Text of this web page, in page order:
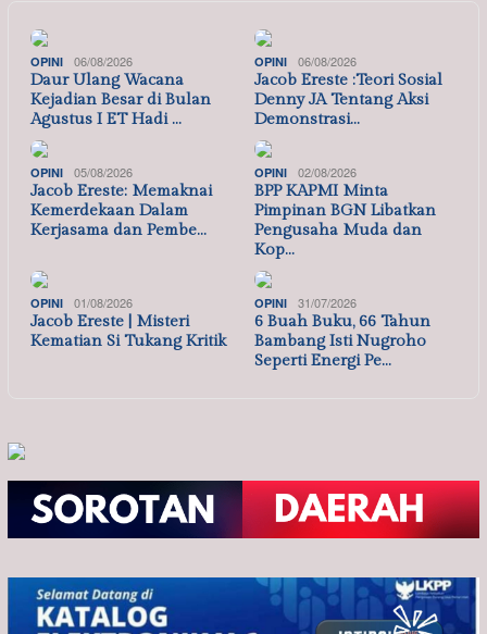
OPINI 06/08/2026
Daur Ulang Wacana
Kejadian Besar di Bulan
Agustus I ET Hadi …
OPINI 06/08/2026
Jacob Ereste :Teori Sosial
Denny JA Tentang Aksi
Demonstrasi…
OPINI 05/08/2026
Jacob Ereste: Memaknai
Kemerdekaan Dalam
Kerjasama dan Pembe…
OPINI 02/08/2026
BPP KAPMI Minta
Pimpinan BGN Libatkan
Pengusaha Muda dan
Kop…
OPINI 01/08/2026
Jacob Ereste | Misteri
Kematian Si Tukang Kritik
OPINI 31/07/2026
6 Buah Buku, 66 Tahun
Bambang Isti Nugroho
Seperti Energi Pe…